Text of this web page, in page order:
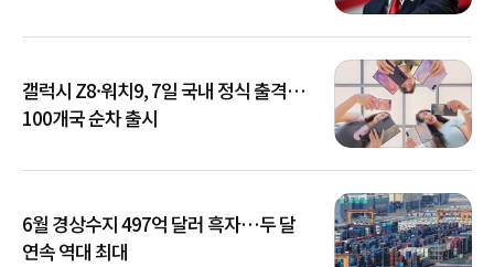
갤럭시 Z8·워치9, 7일 국내 정식 출격…
100개국 순차 출시
6월 경상수지 497억 달러 흑자…두 달
연속 역대 최대